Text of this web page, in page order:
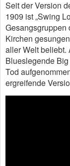
Seit der Version
1909 ist „Swing
Gesangsgruppen
Kirchen
aller Welt beliebt.
Blueslegende
Tod
ergreifende